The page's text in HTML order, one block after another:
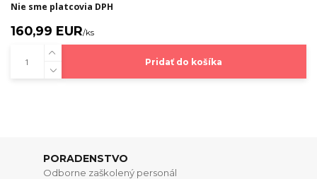
Nie sme platcovia DPH
160,99 EUR/ks
Pridať do košíka
PORADENSTVO
Odborne zaškolený personál